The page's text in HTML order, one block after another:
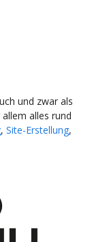
und zwar als
alles rund
, Site-Erstellung,